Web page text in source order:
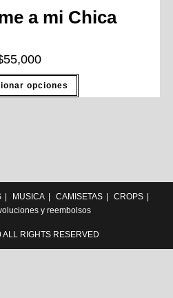
a mi Chica
55,000
opciones
MUSICA CAMISETAS
CROPS
y reembolsos
RIGHTS RESERVED